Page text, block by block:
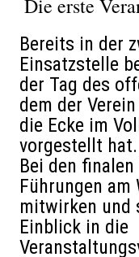
Die erste
Bereits in der
Einsatzstelle
der Tag des
dem der
die Ecke im
vorgestellt hat.
Bei den
Führungen am
mitwirken und
Einblick in die